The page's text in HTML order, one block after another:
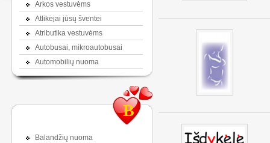
Arkos vestuvėms
Atlikėjai jūsų šventei
Atributika vestuvėms
Autobusai, mikroautobusai
Automobilių nuoma
B
Balandžių nuoma